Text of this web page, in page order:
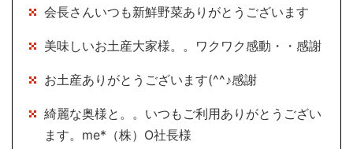
会長さんいつも新鮮野菜ありがとうございます
美味しいお土産大家様。。ワクワク感動・・感謝
お土産ありがとうございます(^^♪感謝
綺麗な奥様と。。いつもご利用ありがとうござい
ます。me*（株）O社長様